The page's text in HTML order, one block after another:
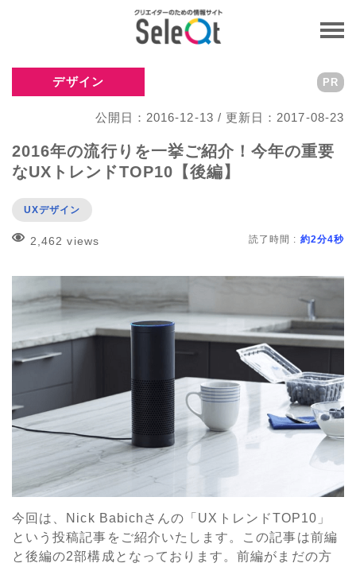
デザイン
公開日：2016-12-13 / 更新日：2017-08-23
PR
2016年の流行りを一挙ご紹介！今年の重要
なUXトレンドTOP10【後編】
UXデザイン
2,462 views 読了時間 : 約2分4秒
今回は、Nick Babichさんの「UXトレンドTOP10」
という投稿記事をご紹介いたします。この記事は前編
と後編の2部構成となっております。前編がまだの方